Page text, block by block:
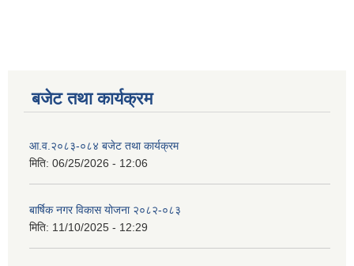
बजेट तथा कार्यक्रम
आ.व.२०८३-०८४ बजेट तथा कार्यक्रम
मिति: 06/25/2026 - 12:06
बार्षिक नगर विकास योजना २०८२-०८३
मिति: 11/10/2025 - 12:29